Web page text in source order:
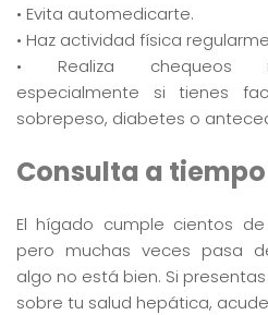
• Evita automedicarte.
• Haz actividad física
• Realiza chequeos
especialmente si tienes
sobrepeso, diabetes o
Consulta a tiempo
El hígado cumple cientos
pero muchas veces pasa
algo no está bien. Si
sobre tu salud hepática,